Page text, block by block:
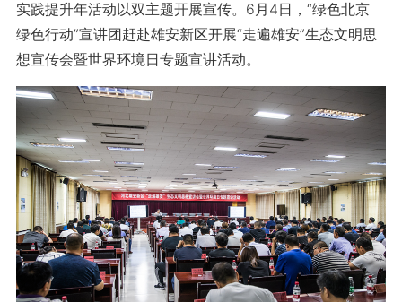
实践提升年活动以双主题开展宣传。6月4日，“绿色北京
绿色行动”宣讲团赶赴雄安新区开展“走遍雄安”生态文明思
想宣传会暨世界环境日专题宣讲活动。